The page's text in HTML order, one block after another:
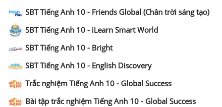
SBT Tiếng Anh 10 - Friends Global (Chân trời sáng tạo)
SBT Tiếng Anh 10 - iLearn Smart World
SBT Tiếng Anh 10 - Bright
SBT Tiếng Anh 10 - English Discovery
Trắc nghiệm Tiếng Anh 10 - Global Success
Bài tập trắc nghiệm Tiếng Anh 10 - Global Success